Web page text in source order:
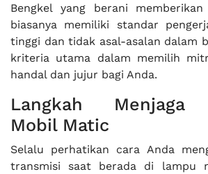
Bengkel yang berani
biasanya memiliki standar
tinggi dan tidak asal-asalan dalam
kriteria utama dalam memilih
handal dan jujur bagi Anda.
Langkah Menjaga
Mobil Matic
Selalu perhatikan cara Anda
transmisi saat berada di lampu